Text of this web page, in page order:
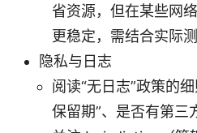
省资源，但在某些网
更稳定，需结合实际测
隐私与日志
阅读“无日志”政策的
保留期”、是否有第三